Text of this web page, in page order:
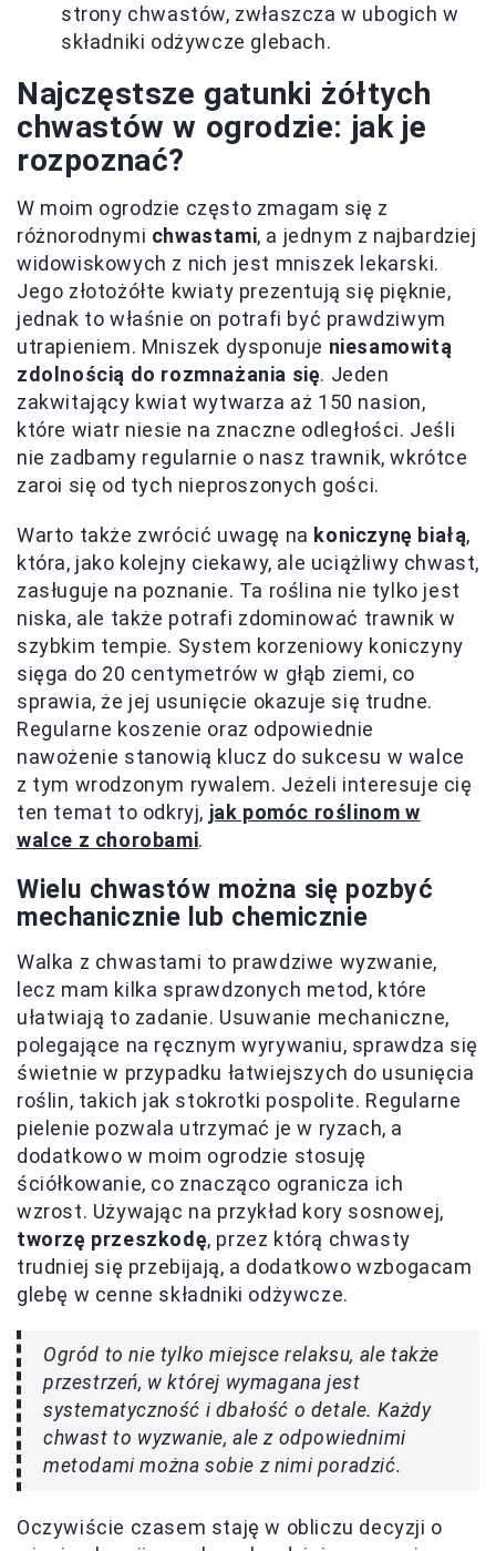
strony chwastów, zwłaszcza w ubogich w
składniki odżywcze glebach.
Najczęstsze gatunki żółtych
chwastów w ogrodzie: jak je
rozpoznać?
W moim ogrodzie często zmagam się z
różnorodnymi chwastami, a jednym z najbardziej
widowiskowych z nich jest mniszek lekarski.
Jego złotożółte kwiaty prezentują się pięknie,
jednak to właśnie on potrafi być prawdziwym
utrapieniem. Mniszek dysponuje niesamowitą
zdolnością do rozmnażania się. Jeden
zakwitający kwiat wytwarza aż 150 nasion,
które wiatr niesie na znaczne odległości. Jeśli
nie zadbamy regularnie o nasz trawnik, wkrótce
zaroi się od tych nieproszonych gości.
Warto także zwrócić uwagę na koniczynę białą,
która, jako kolejny ciekawy, ale uciążliwy chwast,
zasługuje na poznanie. Ta roślina nie tylko jest
niska, ale także potrafi zdominować trawnik w
szybkim tempie. System korzeniowy koniczyny
sięga do 20 centymetrów w głąb ziemi, co
sprawia, że jej usunięcie okazuje się trudne.
Regularne koszenie oraz odpowiednie
nawożenie stanowią klucz do sukcesu w walce
z tym wrodzonym rywalem. Jeżeli interesuje cię
ten temat to odkryj, jak pomóc roślinom w
walce z chorobami.
Wielu chwastów można się pozbyć
mechanicznie lub chemicznie
Walka z chwastami to prawdziwe wyzwanie,
lecz mam kilka sprawdzonych metod, które
ułatwiają to zadanie. Usuwanie mechaniczne,
polegające na ręcznym wyrywaniu, sprawdza się
świetnie w przypadku łatwiejszych do usunięcia
roślin, takich jak stokrotki pospolite. Regularne
pielenie pozwala utrzymać je w ryzach, a
dodatkowo w moim ogrodzie stosuję
ściółkowanie, co znacząco ogranicza ich
wzrost. Używając na przykład kory sosnowej,
tworzę przeszkodę, przez którą chwasty
trudniej się przebijają, a dodatkowo wzbogacam
glebę w cenne składniki odżywcze.
Ogród to nie tylko miejsce relaksu, ale także
przestrzeń, w której wymagana jest
systematyczność i dbałość o detale. Każdy
chwast to wyzwanie, ale z odpowiednimi
metodami można sobie z nimi poradzić.
Oczywiście czasem staję w obliczu decyzji o